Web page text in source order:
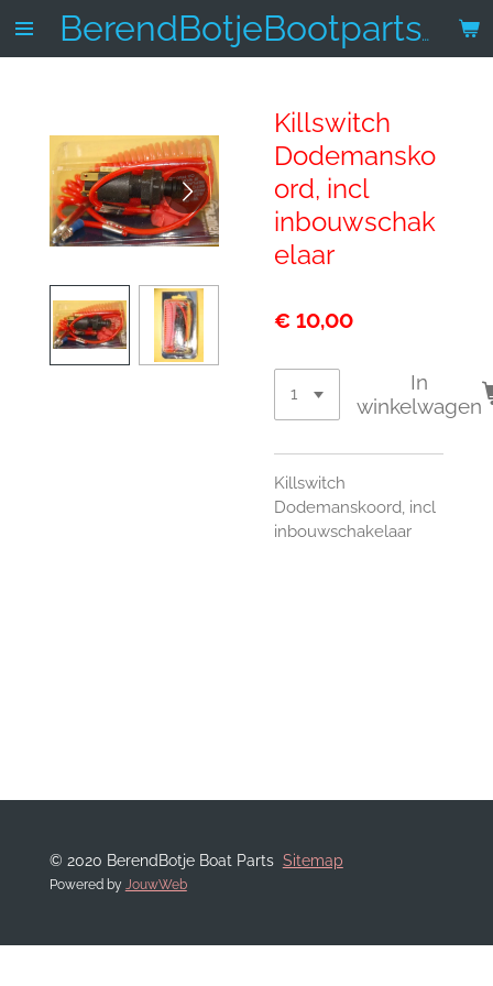
Ga
BerendBotjeBootparts.nl
Killswitch
Dodemansko
ord, incl
inbouwschak
elaar
€ 10,00
In
winkelwagen
Killswitch
Dodemanskoord, incl
inbouwschakelaar
© 2020 BerendBotje Boat Parts Sitemap
Powered by JouwWeb